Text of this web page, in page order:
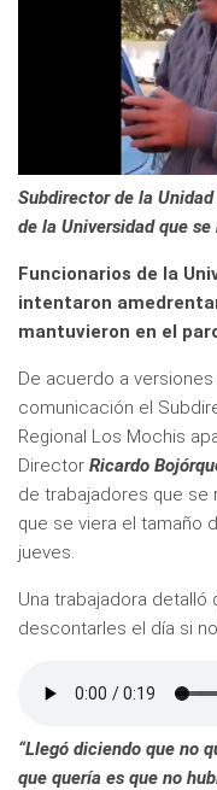
Subdirector de la
de la Universidad que
Funcionarios de la
intentaron
mantuvieron en el
De acuerdo a
comunicación el
Regional Los Mochis
Director Ricardo
de trabajadores que se
que se viera el tamaño
jueves.
Una trabajadora detalló
descontarles el día si
“Llegó diciendo que no
que quería es que no